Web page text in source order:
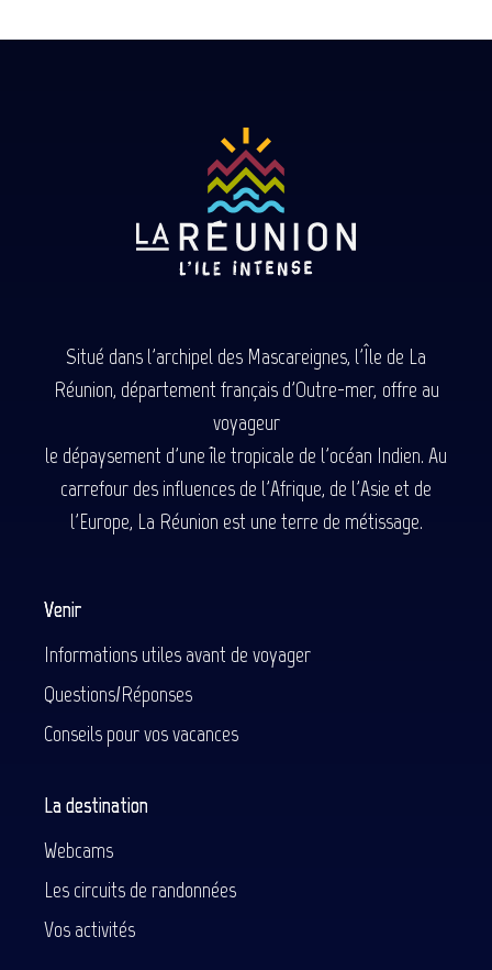
Situé dans l'archipel des Mascareignes, l'Île de La
Réunion, département français d'Outre-mer, offre au
voyageur
le dépaysement d'une île tropicale de l'océan Indien. Au
carrefour des influences de l'Afrique, de l'Asie et de
l'Europe, La Réunion est une terre de métissage.
Venir
Informations utiles avant de voyager
Questions/Réponses
Conseils pour vos vacances
La destination
Webcams
Les circuits de randonnées
Vos activités